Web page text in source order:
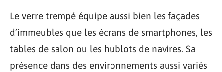
Le verre trempé équipe aussi bien les façades
d’immeubles que les écrans de smartphones, les
tables de salon ou les hublots de navires. Sa
présence dans des environnements aussi variés